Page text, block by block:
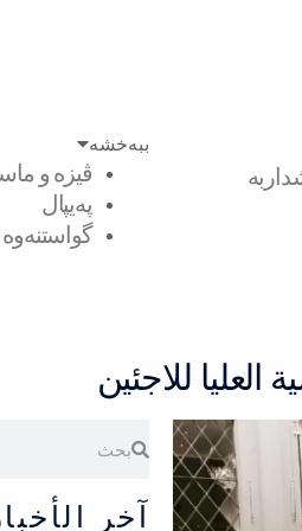
ببەخشە
ڤیزە و
پەیپال
گواستنەوە
للاجئين
آخر